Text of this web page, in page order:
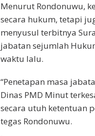
Menurut Rondonuwu,
secara hukum, tetapi
menyusul terbitnya
jabatan sejumlah
waktu lalu.
“Penetapan masa
Dinas PMD Minut
secara utuh ketentuan
tegas Rondonuwu.